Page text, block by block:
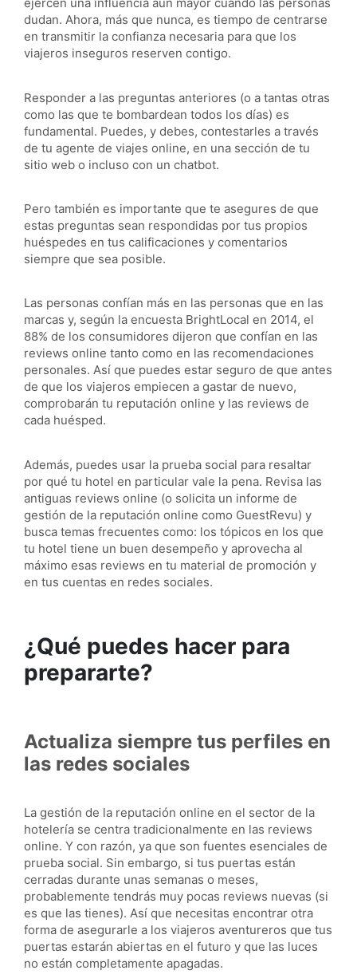
dudan. Ahora, más que nunca, es tiempo de centrarse
en transmitir la confianza necesaria para que los
viajeros inseguros reserven contigo.
Responder a las preguntas anteriores (o a tantas otras
como las que te bombardean todos los días) es
fundamental. Puedes, y debes, contestarles a través
de tu agente de viajes online, en una sección de tu
sitio web o incluso con un chatbot.
Pero también es importante que te asegures de que
estas preguntas sean respondidas por tus propios
huéspedes en tus calificaciones y comentarios
siempre que sea posible.
Las personas confían más en las personas que en las
marcas y, según la encuesta BrightLocal en 2014, el
88% de los consumidores dijeron que confían en las
reviews online tanto como en las recomendaciones
personales. Así que puedes estar seguro de que antes
de que los viajeros empiecen a gastar de nuevo,
comprobarán tu reputación online y las reviews de
cada huésped.
Además, puedes usar la prueba social para resaltar
por qué tu hotel en particular vale la pena. Revisa las
antiguas reviews online (o solicita un informe de
gestión de la reputación online como GuestRevu) y
busca temas frecuentes como: los tópicos en los que
tu hotel tiene un buen desempeño y aprovecha al
máximo esas reviews en tu material de promoción y
en tus cuentas en redes sociales.
¿Qué puedes hacer para
prepararte?
Actualiza siempre tus perfiles en
las redes sociales
La gestión de la reputación online en el sector de la
hotelería se centra tradicionalmente en las reviews
online. Y con razón, ya que son fuentes esenciales de
prueba social. Sin embargo, si tus puertas están
cerradas durante unas semanas o meses,
probablemente tendrás muy pocas reviews nuevas (si
es que las tienes). Así que necesitas encontrar otra
forma de asegurarle a los viajeros aventureros que tus
puertas estarán abiertas en el futuro y que las luces
no están completamente apagadas.